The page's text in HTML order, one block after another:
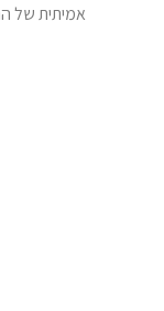
אמיתית של